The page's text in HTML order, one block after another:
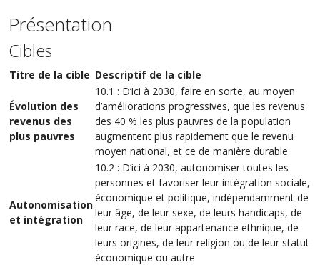
Présentation
Cibles
Titre de la cible Descriptif de la cible
Évolution des
revenus des
plus pauvres
10.1 : D’ici à 2030, faire en sorte, au moyen
d’améliorations progressives, que les revenus
des 40 % les plus pauvres de la population
augmentent plus rapidement que le revenu
moyen national, et ce de manière durable
Autonomisation
et intégration
10.2 : D’ici à 2030, autonomiser toutes les
personnes et favoriser leur intégration sociale,
économique et politique, indépendamment de
leur âge, de leur sexe, de leurs handicaps, de
leur race, de leur appartenance ethnique, de
leurs origines, de leur religion ou de leur statut
économique ou autre